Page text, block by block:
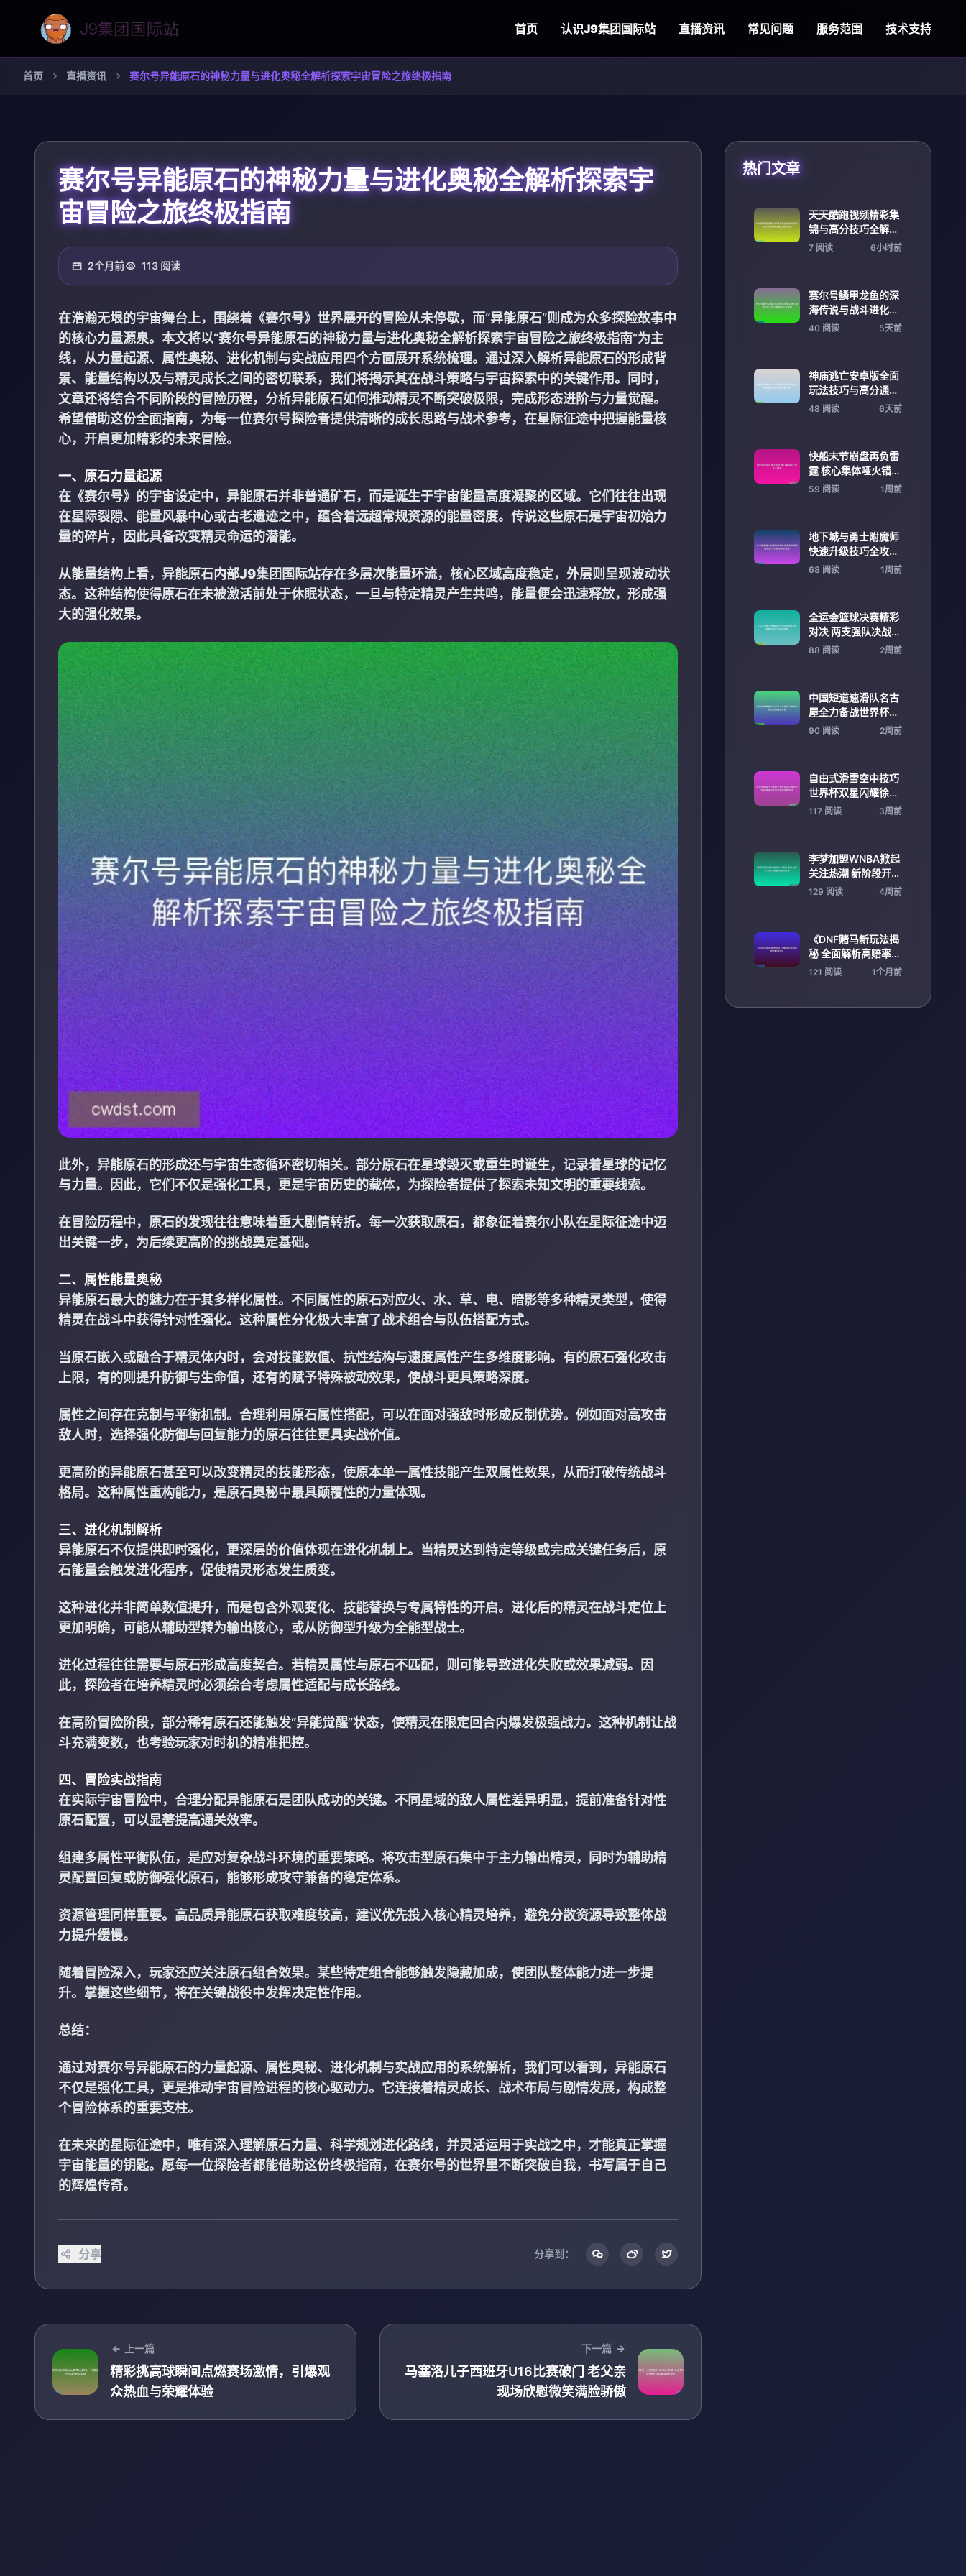
首页 认识J9集团国际站 直播资讯 常见问题 服务范围 技术支持
首页 直播资讯 赛尔号异能原石的神秘力量与进化奥秘全解析探索宇宙冒险之旅终极指南
赛尔号异能原石的神秘力量与进化奥秘全解析探索宇
宙冒险之旅终极指南
2个月前 113 阅读
在浩瀚无垠的宇宙舞台上，围绕着《赛尔号》世界展开的冒险从未停歇，而“异能原石”则成为众多探险故事中
的核心力量源泉。本文将以“赛尔号异能原石的神秘力量与进化奥秘全解析探索宇宙冒险之旅终极指南”为主
线，从力量起源、属性奥秘、进化机制与实战应用四个方面展开系统梳理。通过深入解析异能原石的形成背
景、能量结构以及与精灵成长之间的密切联系，我们将揭示其在战斗策略与宇宙探索中的关键作用。同时，
文章还将结合不同阶段的冒险历程，分析异能原石如何推动精灵不断突破极限，完成形态进阶与力量觉醒。
希望借助这份全面指南，为每一位赛尔号探险者提供清晰的成长思路与战术参考，在星际征途中把握能量核
心，开启更加精彩的未来冒险。
一、原石力量起源
在《赛尔号》的宇宙设定中，异能原石并非普通矿石，而是诞生于宇宙能量高度凝聚的区域。它们往往出现
在星际裂隙、能量风暴中心或古老遗迹之中，蕴含着远超常规资源的能量密度。传说这些原石是宇宙初始力
量的碎片，因此具备改变精灵命运的潜能。
从能量结构上看，异能原石内部J9集团国际站存在多层次能量环流，核心区域高度稳定，外层则呈现波动状
态。这种结构使得原石在未被激活前处于休眠状态，一旦与特定精灵产生共鸣，能量便会迅速释放，形成强
大的强化效果。
此外，异能原石的形成还与宇宙生态循环密切相关。部分原石在星球毁灭或重生时诞生，记录着星球的记忆
与力量。因此，它们不仅是强化工具，更是宇宙历史的载体，为探险者提供了探索未知文明的重要线索。
在冒险历程中，原石的发现往往意味着重大剧情转折。每一次获取原石，都象征着赛尔小队在星际征途中迈
出关键一步，为后续更高阶的挑战奠定基础。
二、属性能量奥秘
异能原石最大的魅力在于其多样化属性。不同属性的原石对应火、水、草、电、暗影等多种精灵类型，使得
精灵在战斗中获得针对性强化。这种属性分化极大丰富了战术组合与队伍搭配方式。
当原石嵌入或融合于精灵体内时，会对技能数值、抗性结构与速度属性产生多维度影响。有的原石强化攻击
上限，有的则提升防御与生命值，还有的赋予特殊被动效果，使战斗更具策略深度。
属性之间存在克制与平衡机制。合理利用原石属性搭配，可以在面对强敌时形成反制优势。例如面对高攻击
敌人时，选择强化防御与回复能力的原石往往更具实战价值。
更高阶的异能原石甚至可以改变精灵的技能形态，使原本单一属性技能产生双属性效果，从而打破传统战斗
格局。这种属性重构能力，是原石奥秘中最具颠覆性的力量体现。
三、进化机制解析
异能原石不仅提供即时强化，更深层的价值体现在进化机制上。当精灵达到特定等级或完成关键任务后，原
石能量会触发进化程序，促使精灵形态发生质变。
这种进化并非简单数值提升，而是包含外观变化、技能替换与专属特性的开启。进化后的精灵在战斗定位上
更加明确，可能从辅助型转为输出核心，或从防御型升级为全能型战士。
进化过程往往需要与原石形成高度契合。若精灵属性与原石不匹配，则可能导致进化失败或效果减弱。因
此，探险者在培养精灵时必须综合考虑属性适配与成长路线。
在高阶冒险阶段，部分稀有原石还能触发“异能觉醒”状态，使精灵在限定回合内爆发极强战力。这种机制让战
斗充满变数，也考验玩家对时机的精准把控。
四、冒险实战指南
在实际宇宙冒险中，合理分配异能原石是团队成功的关键。不同星域的敌人属性差异明显，提前准备针对性
原石配置，可以显著提高通关效率。
组建多属性平衡队伍，是应对复杂战斗环境的重要策略。将攻击型原石集中于主力输出精灵，同时为辅助精
灵配置回复或防御强化原石，能够形成攻守兼备的稳定体系。
资源管理同样重要。高品质异能原石获取难度较高，建议优先投入核心精灵培养，避免分散资源导致整体战
力提升缓慢。
随着冒险深入，玩家还应关注原石组合效果。某些特定组合能够触发隐藏加成，使团队整体能力进一步提
升。掌握这些细节，将在关键战役中发挥决定性作用。
总结：
通过对赛尔号异能原石的力量起源、属性奥秘、进化机制与实战应用的系统解析，我们可以看到，异能原石
不仅是强化工具，更是推动宇宙冒险进程的核心驱动力。它连接着精灵成长、战术布局与剧情发展，构成整
个冒险体系的重要支柱。
在未来的星际征途中，唯有深入理解原石力量、科学规划进化路线，并灵活运用于实战之中，才能真正掌握
宇宙能量的钥匙。愿每一位探险者都能借助这份终极指南，在赛尔号的世界里不断突破自我，书写属于自己
的辉煌传奇。
分享 分享到：
上一篇
精彩挑高球瞬间点燃赛场激情，引爆观
众热血与荣耀体验
下一篇
马塞洛儿子西班牙U16比赛破门 老父亲
现场欣慰微笑满脸骄傲
热门文章
天天酷跑视频精彩集
锦与高分技巧全解析
分享进阶攻略与角色
7 阅读 6小时前
赛尔号鳞甲龙鱼的深
海传说与战斗进化揭
秘探索之旅全景解析
40 阅读 5天前
神庙逃亡安卓版全面
玩法技巧与高分通关
攻略解析进阶指南秘
48 阅读 6天前
快船末节崩盘再负雷
霆 核心集体哑火错失
关键战
59 阅读 1周前
地下城与勇士附魔师
快速升级技巧全攻略
解析新手到满级进阶
68 阅读 1周前
全运会篮球决赛精彩
对决 两支强队决战巅
峰时刻见证历史荣耀
88 阅读 2周前
中国短道速滑队名古
屋全力备战世界杯日
本站赛事精彩纷呈
90 阅读 2周前
自由式滑雪空中技巧
世界杯双星闪耀徐梦
桃孙佳旭同日夺冠再
117 阅读 3周前
李梦加盟WNBA掀起
关注热潮 新阶段开启
中国女篮球员国际征
129 阅读 4周前
《DNF赌马新玩法揭
秘 全面解析高赔率与
策略技巧》
121 阅读 1个月前